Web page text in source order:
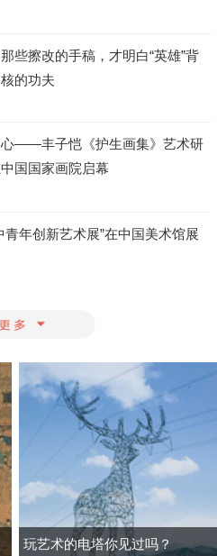
些擦改的手稿，才明白“英雄”背
的功夫
——丰子恺《护生画集》艺术研
国国家画院启幕
青年创新艺术展”在中国美术馆展
玩艺术的电塔你见过吗？